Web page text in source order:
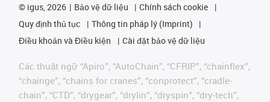
© igus, 2026 Bảo vệ dữ liệu
Chính sách cookie
Quy định thủ tục
Thông tin pháp lý (Imprint)
Điều khoản và Điều kiện
Cài đặt bảo vệ dữ liệu
Các thuật ngữ “Apiro”, “AutoChain”, “CFRIP”, “chainflex”,
“chainge”, “chains for cranes”, “conprotect”, “cradle-
chain”, “CTD”, “drygear”, “drylin”, “dryspin”, “dry-tech”,